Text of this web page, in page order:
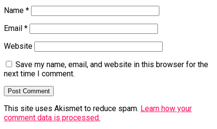
Name *
Email *
Website
Save my name, email, and website in this browser for the
next time I comment.
This site uses Akismet to reduce spam. Learn how your
comment data is processed.